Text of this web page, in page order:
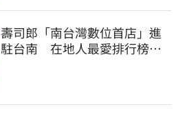
壽司郎「南台灣數位首店」進
駐台南 在地人最愛排行榜曝